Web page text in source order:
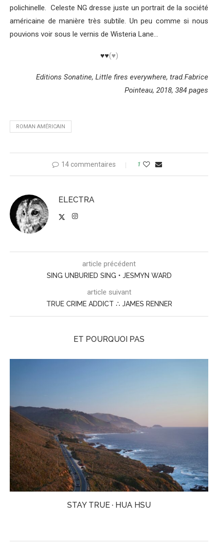
polichinelle. Celeste NG dresse juste un portrait de la société
américaine de manière très subtile. Un peu comme si nous
pouvions voir sous le vernis de Wisteria Lane…
♥♥(♥)
Editions Sonatine, Little fires everywhere, trad.Fabrice
Pointeau, 2018, 384 pages
ROMAN AMÉRICAIN
14 commentaires 1
ELECTRA
article précédent
SING UNBURIED SING • JESMYN WARD
article suivant
TRUE CRIME ADDICT ∴ JAMES RENNER
ET POURQUOI PAS
STAY TRUE · HUA HSU